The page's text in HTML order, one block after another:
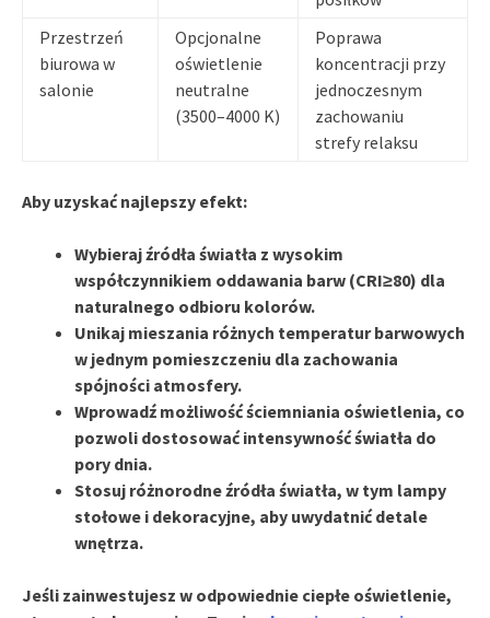
Przestrzeń
biurowa w
salonie
Opcjonalne
oświetlenie
neutralne
(3500–4000 K)
Poprawa
koncentracji przy
jednoczesnym
zachowaniu
strefy relaksu
Aby uzyskać najlepszy efekt:
Wybieraj źródła światła z wysokim
współczynnikiem oddawania barw (CRI≥80) dla
naturalnego odbioru kolorów.
Unikaj mieszania różnych temperatur barwowych
w jednym pomieszczeniu dla zachowania
spójności atmosfery.
Wprowadź możliwość ściemniania oświetlenia, co
pozwoli dostosować intensywność światła do
pory dnia.
Stosuj różnorodne źródła światła, w tym lampy
stołowe i dekoracyjne, aby uwydatnić detale
wnętrza.
Jeśli zainwestujesz w odpowiednie ciepłe oświetlenie,